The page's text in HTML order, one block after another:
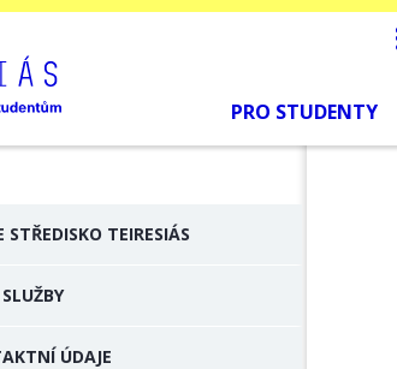
PRO STUDENTY
STŘEDISKO TEIRESIÁS
ÚDAJE